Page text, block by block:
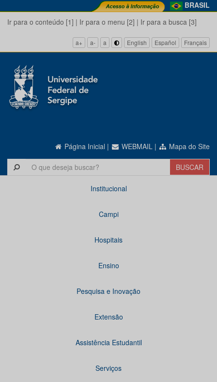
BRASIL
Ir para o conteúdo [1] | Ir para o menu [2] | Ir para a busca [3]
a+ a- a English Español Français
Página Inicial | WEBMAIL | Mapa do Site
Institucional
Campi
Hospitais
Ensino
Pesquisa e Inovação
Extensão
Assistência Estudantil
Serviços